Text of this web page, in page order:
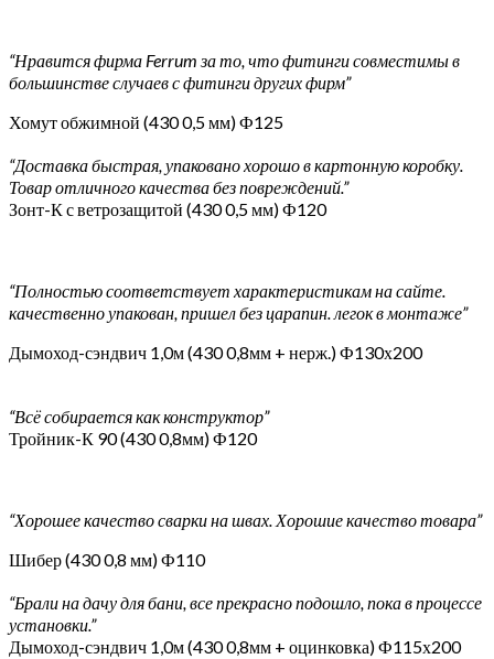
“Нравится фирма Ferrum за то, что фитинги совместимы в
большинстве случаев с фитинги других фирм”
Хомут обжимной (430 0,5 мм) Ф125
“Доставка быстрая, упаковано хорошо в картонную коробку.
Товар отличного качества без повреждений.”
Зонт-К с ветрозащитой (430 0,5 мм) Ф120
“Полностью соответствует характеристикам на сайте.
качественно упакован, пришел без царапин. легок в монтаже”
Дымоход-сэндвич 1,0м (430 0,8мм + нерж.) Ф130х200
“Всё собирается как конструктор”
Тройник-К 90 (430 0,8мм) Ф120
“Хорошее качество сварки на швах. Хорошие качество товара”
Шибер (430 0,8 мм) Ф110
“Брали на дачу для бани, все прекрасно подошло, пока в процессе
установки.”
Дымоход-сэндвич 1,0м (430 0,8мм + оцинковка) Ф115х200